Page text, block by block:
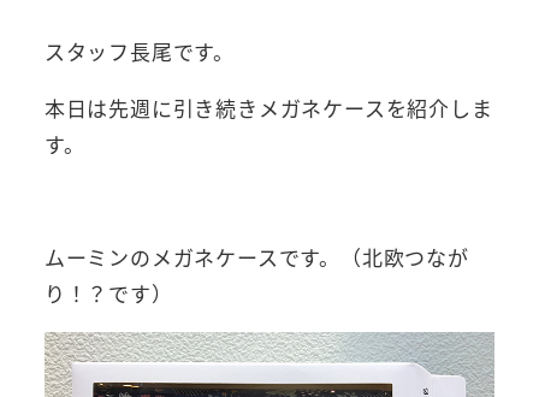
スタッフ長尾です。
本日は先週に引き続きメガネケースを紹介しま
す。
ムーミンのメガネケースです。（北欧つなが
り！？です）